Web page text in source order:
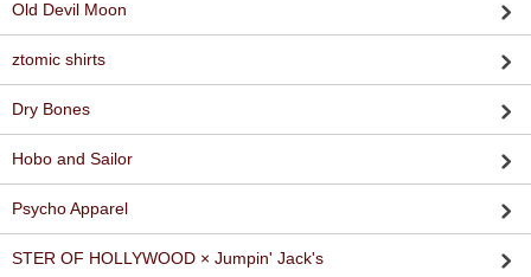
Old Devil Moon
ztomic shirts
Dry Bones
Hobo and Sailor
Psycho Apparel
STER OF HOLLYWOOD × Jumpin' Jack's